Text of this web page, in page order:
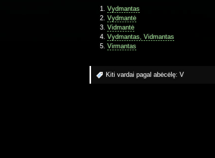
Vydmantas
Vydmantė
Vidmantė
Vydmantas, Vidmantas
Virmantas
Kiti vardai pagal abėcėlę: V